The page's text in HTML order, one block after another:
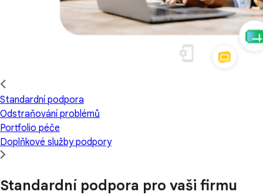
Standardní podpora
Odstraňování problémů
Portfolio péče
Doplňkové služby podpory
Standardní podpora pro vaši firmu